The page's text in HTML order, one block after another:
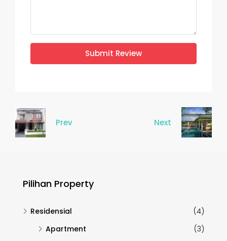
Submit Review
Prev Next
Pilihan Property
Residensial
(4)
Apartment
(3)